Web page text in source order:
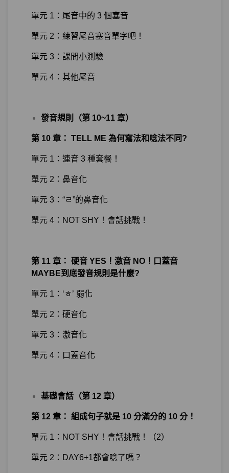
單元 1：尾音中的 3 個塞音
單元 2：練習尾音塞音單字吧！
單元 3：課間小測驗
單元 4：其他尾音
發音規則（第 10~11 章）
第 10 章： TELL ME 為何寫法和唸法不同?
單元 1：連音 3 種套餐！
單元 2：鼻音化
單元 3：“ㄹ”的鼻音化
單元 4：NOT SHY！會話挑戰！
第 11 章： 硬音 YES！激音 NO！口蓋音
MAYBE到底發音規則是什麼?
單元 1：‘ㅎ’ 弱化
單元 2：硬音化
單元 3：激音化
單元 4：口蓋音化
基礎會話（第 12 章）
第 12 章： 組成句子就是 10 分滿分的 10 分！
單元 1：NOT SHY！會話挑戰！（2）
單元 2：DAY6+1都會唸了嗎？